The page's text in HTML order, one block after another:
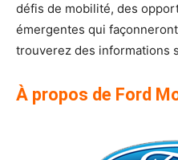
défis de mobilité, des
émergentes qui
trouverez des informations
À propos de Ford